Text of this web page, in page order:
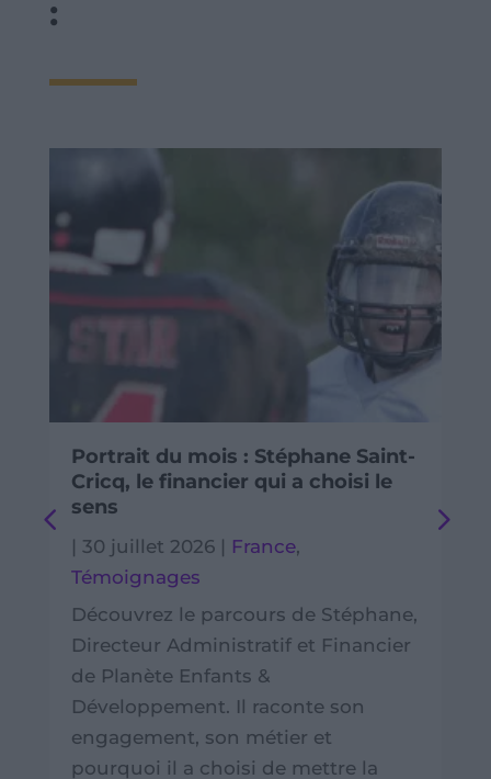
:
Portrait du mois : Stéphane Saint-
Cricq, le financier qui a choisi le
sens
30 juillet 2026 France,
Témoignages
Découvrez le parcours de Stéphane,
Directeur Administratif et Financier
de Planète Enfants &
Développement. Il raconte son
engagement, son métier et
pourquoi il a choisi de mettre la